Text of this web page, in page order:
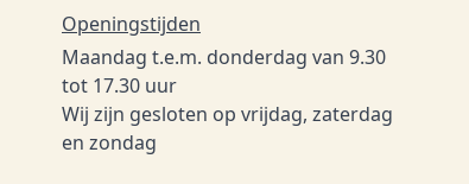
Openingstijden
Maandag t.e.m. donderdag van 9.30
tot 17.30 uur
Wij zijn gesloten op vrijdag, zaterdag
en zondag